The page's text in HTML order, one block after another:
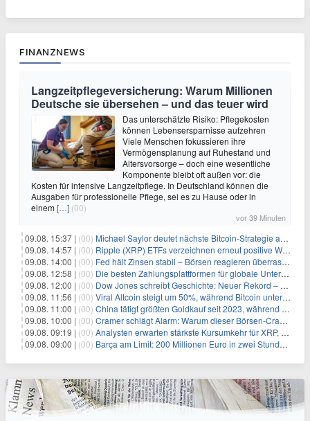
FINANZNEWS
Langzeitpflegeversicherung: Warum Millionen
Deutsche sie übersehen – und das teuer wird
Das unterschätzte Risiko: Pflegekosten
können Lebensersparnisse aufzehren
Viele Menschen fokussieren ihre
Vermögensplanung auf Ruhestand und
Altersvorsorge – doch eine wesentliche
Komponente bleibt oft außen vor: die
Kosten für intensive Langzeitpflege. In Deutschland können die
Ausgaben für professionelle Pflege, sei es zu Hause oder in
einem[…] (00)
vor 39 Minuten
09.08. 15:37 | (00) Michael Saylor deutet nächste Bitcoin-Strategie an: Analysten erwarten weiteren Verkauf
09.08. 14:57 | (00) Ripple (XRP) ETFs verzeichnen erneut positive Woche, doch neue Bedenken tauchen auf
09.08. 14:00 | (00) Fed hält Zinsen stabil – Börsen reagieren überraschend volatil
09.08. 12:58 | (00) Die besten Zahlungsplattformen für globale Unternehmen im Jahr 2026
09.08. 12:00 | (00) Dow Jones schreibt Geschichte: Neuer Rekord – und Amazon knackt die nächste Billionen-Marke
09.08. 11:56 | (00) Viral Altcoin steigt um 50%, während Bitcoin unter $65.000 fällt
09.08. 11:00 | (00) China tätigt größten Goldkauf seit 2023, während Goldpreis um 8% steigt
09.08. 10:00 | (00) Cramer schlägt Alarm: Warum dieser Börsen-Crash die beste Einstiegschance seit Monaten ist
09.08. 09:19 | (00) Analysten erwarten stärkste Kursumkehr für XRP, während Polymarket skeptisch bleibt
09.08. 09:00 | (00) Barça am Limit: 200 Millionen Euro in zwei Stunden – warum dieser Schuldentrip hochgefährlich wird